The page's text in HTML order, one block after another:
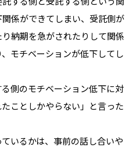
係ができてしまい、受託側が
納期を急がされたりして関係
モチベーションが低下してし
側のモチベーション低下に対
ことしかやらない」と言った
いるかは、事前の話し合いや